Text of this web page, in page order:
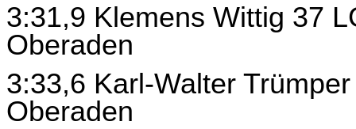
3:31,9 Klemens Wittig 37
Oberaden
3:33,6 Karl-Walter
Oberaden